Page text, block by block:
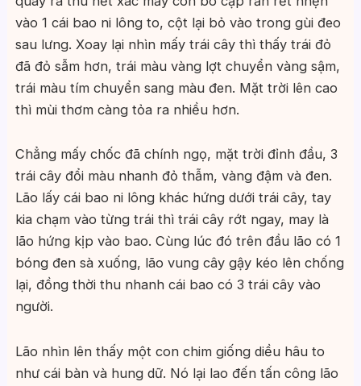
vào 1 cái bao ni lông to, cột lại bỏ vào trong gùi đeo
sau lưng. Xoay lại nhìn mấy trái cây thì thấy trái đỏ
đã đỏ sẫm hơn, trái màu vàng lợt chuyển vàng sậm,
trái màu tím chuyển sang màu đen. Mặt trời lên cao
thì mùi thơm càng tỏa ra nhiều hơn.
Chẳng mấy chốc đã chính ngọ, mặt trời đỉnh đầu, 3
trái cây đổi màu nhanh đỏ thẫm, vàng đậm và đen.
Lão lấy cái bao ni lông khác hứng dưới trái cây, tay
kia chạm vào từng trái thì trái cây rớt ngay, may là
lão hứng kịp vào bao. Cùng lúc đó trên đầu lão có 1
bóng đen sà xuống, lão vung cây gậy kéo lên chống
lại, đồng thời thu nhanh cái bao có 3 trái cây vào
người.
Lão nhìn lên thấy một con chim giống diều hâu to
như cái bàn và hung dữ. Nó lại lao đến tấn công lão